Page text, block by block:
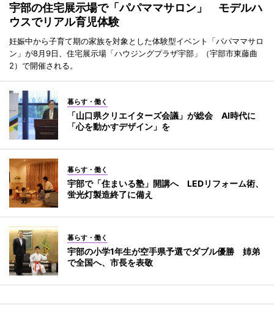
宇部の住宅展示場で「パパママサロン」 モデルハ
ウスでリアル育児体験
妊娠中から子育て期の家族を対象とした体験型イベント「パパママサロ
ン」が8月9日、住宅展示場「ハウジングプラザ宇部」（宇部市東藤曲
2）で開催される。
暮らす・働く
「山口県クリエイターズ会議」が総会 AI時代に
「心を動かすデザイン」を
暮らす・働く
宇部で「住まいる塾」開講へ LEDリフォーム術、
蛍光灯製造終了に備え
暮らす・働く
宇部の小学1年生が空手県予選でダブル優勝 姉弟
で全国へ、市長を表敬